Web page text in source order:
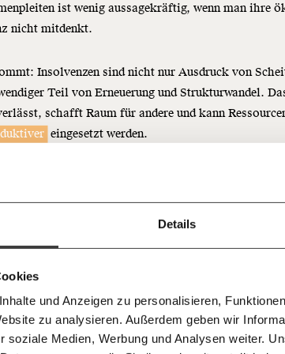
Details
und Anzeigen zu personalisieren,
zu analysieren. Außerdem geben wir
soziale Medien, Werbung und Analysen weiter.
E-
unsere Wirtschaft so
das wird auch so bleiben.
6017
für sozialen Fortschritt
50€
Facebook
ist wenig aussagekräftig, wenn man ihre
nicht mitdenkt.
Insolvenzen sind nicht nur Ausdruck von
Teil von Erneuerung und Strukturwandel.
schafft Raum für andere und kann
eingesetzt werden.
Unternehmen können Ausstiege so timen, dass
ungeschoren davonkommen. Schwächen bei
oder zersplitterte Gläubigerkoordination
schnell ein Werkzeug, um Verluste